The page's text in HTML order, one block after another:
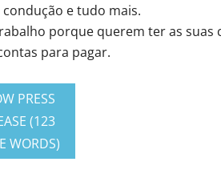
e tudo mais.
porque querem ter as suas
para pagar.
PRESS
(123
WORDS)